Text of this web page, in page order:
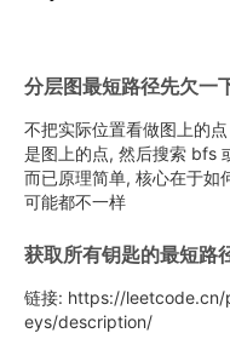
分层图最短路径先欠一
不把实际位置看做图上的
是图上的点, 然后搜索 bfs
而已原理简单, 核心在于如
可能都不一样
获取所有钥匙的最短路
链接: https://
eys/description/